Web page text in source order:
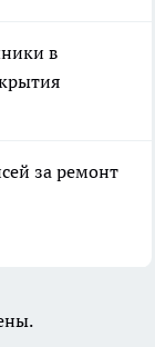
в
за ремонт